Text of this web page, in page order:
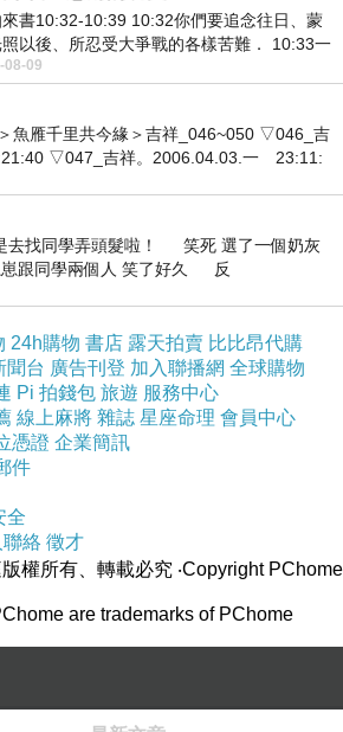
書10:32-10:39 10:32你們要追念往日、蒙
照以後、所忍受大爭戰的各樣苦難． 10:33一
謗、遭患難、成了戲景、叫眾人
08-09
魚雁千里共今緣＞吉祥_046~050 ▽046_吉
▽047_吉祥。2006.04.03.一 23:11:
去找同學弄頭髮啦！ 笑死 選了一個奶灰
跟同學兩個人 笑了好久 反
24h購物 書店 露天拍賣 比比昂代購
聞台 廣告刊登 加入聯播網 全球購物
Pi 拍錢包 旅遊 服務中心
線上麻將 雜誌 星座命理 會員中心
憑證 企業簡訊
件
全
絡 徵才
版權所有、轉載必究 ‧Copyright PChome
are trademarks of PChome